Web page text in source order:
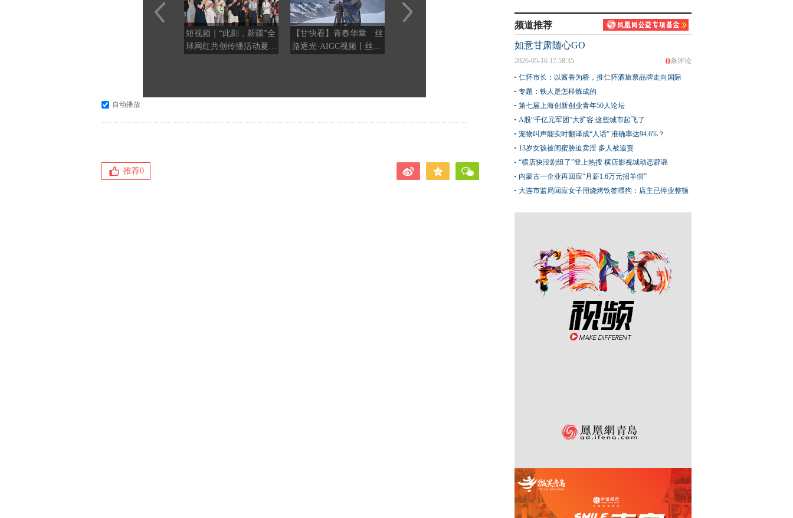
短视频｜“此刻，新疆”全
球网红共创传播活动夏季
【甘快看】青春华章 丝
路逐光·AIGC视频丨丝路
民乐再添生物多样性“名
片” 红外相机成功拍摄
国家一级保护动物雪豹
银韵簪花 三代薪火
自动播放
推荐0
频道推荐
如意甘肃随心GO
0条评论
2026-05-16 17:58:35
仁怀市长：以酱香为桥，推仁怀酒旅票品牌走向国际
专题：铁人是怎样炼成的
第七届上海创新创业青年50人论坛
A股“千亿元军团”大扩容 这些城市起飞了
宠物叫声能实时翻译成“人话” 准确率达94.6%？
13岁女孩被闺蜜胁迫卖淫 多人被追责
“横店快没剧组了”登上热搜 横店影视城动态辟谣
内蒙古一企业再回应“月薪1.6万元招羊倌”
大连市监局回应女子用烧烤铁签喂狗：店主已停业整顿